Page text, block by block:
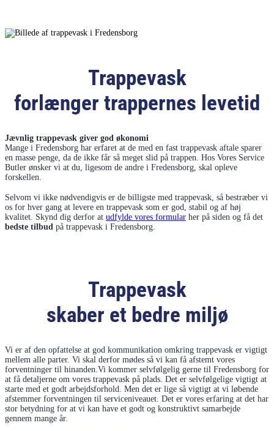
Trappevask
forlænger trappernes levetid
Jævnlig trappevask giver god økonomi
Mange i Fredensborg har erfaret at de med en fast trappevask aftale sparer
en masse penge, da de ikke får så meget slid på trappen. Hos Vores Service
Butler ønsker vi at du, ligesom de andre i Fredensborg, skal opleve
forskellen.
Selvom vi ikke nødvendigvis er de billigste med trappevask, så bestræber vi
os for hver gang at levere en trappevask som er god, stabil og af høj
kvalitet. Skynd dig derfor at udfylde vores formular her på siden og få det
bedste tilbud på trappevask i Fredensborg.
Trappevask
skaber et bedre miljø
Vi er af den opfattelse at god kommunikation omkring trappevask er vigtigt
mellem alle parter. Vi skal derfor mødes så vi kan få afstemt vores
forventninger til hinanden.Vi kommer selvfølgelig gerne til Fredensborg for
at få detaljerne om vores trappevask på plads. Det er selvfølgelige vigtigt at
starte med et godt arbejdsforhold. Men det er lige så vigtigt at vi løbende
afstemmer forventningen til serviceniveauet. Det er vores erfaring at det har
stor betydning for at vi kan have et godt og konstruktivt samarbejde
gennem mange år.